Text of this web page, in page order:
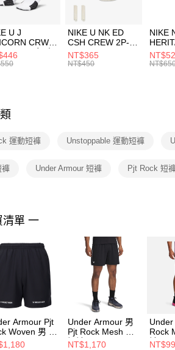
U J
CRW
-160 男女 中
FZ3393100
NIKE U NK ED
CSH CREW 2P-
144 EMBRDY 男
女 短統襪
NT$365
NT$450
NIKE
SMIT
運動短褲 Unstoppable 運動短褲
褲 Under Armour 短褲 Pjt Rock 短
清單 一
Armour Pjt
Woven 男 短
001
Under Armour 男
Pjt Rock Mesh 男
短褲 6006253-002
NT$1,170
Rock
褲